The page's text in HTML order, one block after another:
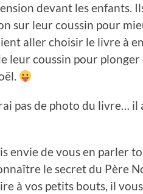
devant les enfants.
sur leur coussin pour
aller choisir le livre à
leur coussin pour
pas de photo du livre…
envie de vous en parler
le secret du Père
à vos petits bouts, il